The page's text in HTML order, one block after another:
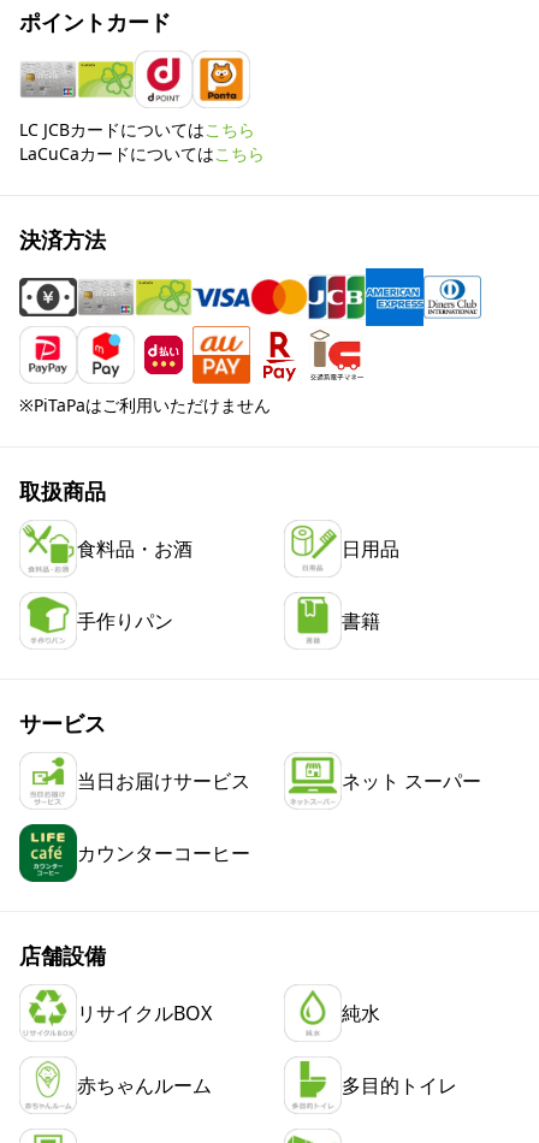
ポイントカード
LC JCBカードについてはこちら
LaCuCaカードについてはこちら
決済方法
※PiTaPaはご利用いただけません
取扱商品
食料品・お酒 日用品
手作りパン 書籍
サービス
当日お届けサービス ネット スーパー
カウンターコーヒー
店舗設備
リサイクルBOX 純水
赤ちゃんルーム 多目的トイレ